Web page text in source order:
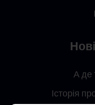
А де
Історія